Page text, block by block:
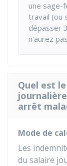
une sage-
travail (ou
dépasser
n'aurez
Quel est
arrêt
Mode de
Les
du salaire